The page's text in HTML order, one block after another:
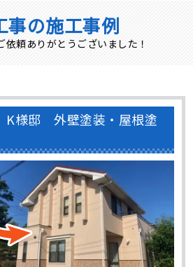
事の施工事例
依頼ありがとうございました！
様邸 外壁塗装・屋根塗